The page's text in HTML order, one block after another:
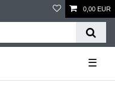
0,00 EUR
☰